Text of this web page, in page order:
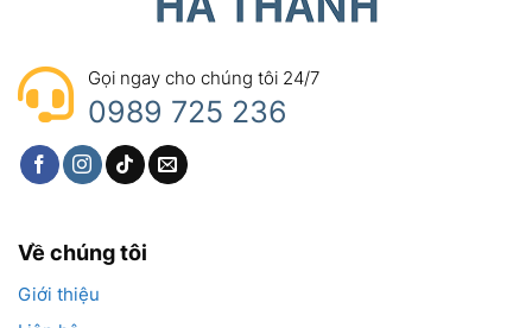
Gọi ngay cho chúng tôi 24/7
0989 725 236
Về chúng tôi
Giới thiệu